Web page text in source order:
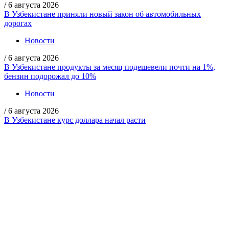
/ 6 августа 2026
В Узбекистане приняли новый закон об автомобильных
дорогах
Новости
/ 6 августа 2026
В Узбекистане продукты за месяц подешевели почти на 1%,
бензин подорожал до 10%
Новости
/ 6 августа 2026
В Узбекистане курс доллара начал расти